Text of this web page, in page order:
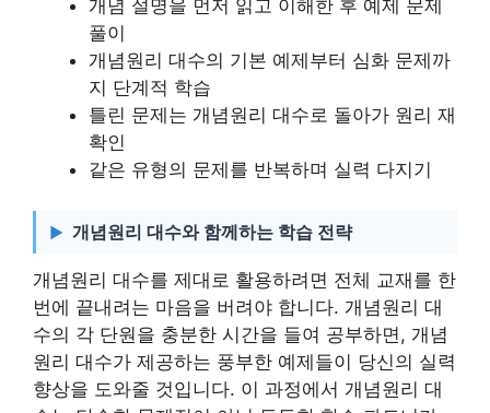
개념 설명을 먼저 읽고 이해한 후 예제 문제
풀이
개념원리 대수의 기본 예제부터 심화 문제까
지 단계적 학습
틀린 문제는 개념원리 대수로 돌아가 원리 재
확인
같은 유형의 문제를 반복하며 실력 다지기
개념원리 대수와 함께하는 학습 전략
개념원리 대수를 제대로 활용하려면 전체 교재를 한
번에 끝내려는 마음을 버려야 합니다. 개념원리 대
수의 각 단원을 충분한 시간을 들여 공부하면, 개념
원리 대수가 제공하는 풍부한 예제들이 당신의 실력
향상을 도와줄 것입니다. 이 과정에서 개념원리 대